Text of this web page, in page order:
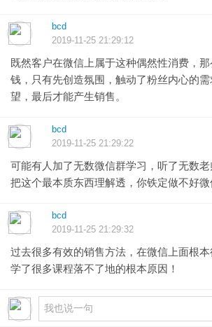
bcd
2019-11-25 21:29:12
既然客户在微信上属于这种偶然性消费，
钱，只有先创造氛围，触动了粉丝内心的
望，最后才能产生销售。
bcd
2019-11-25 21:29:22
可能有人加了无数微信群学习，听了无数
把这个最本质东西理解透，你铁定做不好微
bcd
2019-11-25 21:29:32
过去很多有效的销售方法，在微信上面根
学了很多课程落不了地的根本原因！